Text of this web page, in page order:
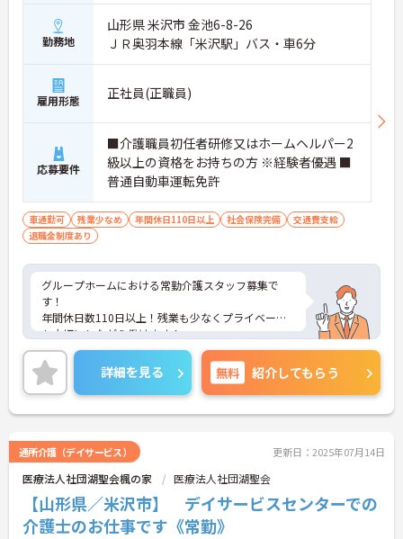
勤務地
山形県 米沢市 金池6-8-26
ＪＲ奥羽本線「米沢駅」バス・車6分
雇用形態 正社員(正職員)
応募要件
■介護職員初任者研修又はホームヘルパー2
級以上の資格をお持ちの方 ※経験者優遇 ■
普通自動車運転免許
車通勤可 残業少なめ 年間休日110日以上 社会保険完備
交通費支給
退職金制度あり
グループホームにおける常勤介護スタッフ募集で
す！
年間休日数110日以上！残業も少なくプライベート
も大切にしながら働けます！
ご興味ある方には、面接のポイントなど、さらに詳
細をお話致しますのでお気軽にご相談ください。
詳細を見る 無料 紹介してもらう
通所介護（デイサービス） 更新日：2025年07月14日
医療法人社団湖聖会楓の家 医療法人社団湖聖会
【山形県／米沢市】 デイサービスセンターでの
介護士のお仕事です《常勤》